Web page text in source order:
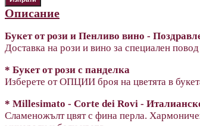
Описание
Букет от рози и Пенливо вино -
Доставка на рози и вино за специален
* Букет от рози с панделка
Изберете от ОПЦИИ броя на цветята в
* Millesimato - Corte dei Rovi -
Сламеножълт цвят с фина перла.